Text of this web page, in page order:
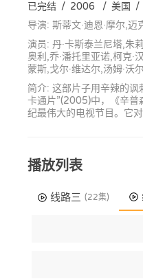
已完结 / 2006 / 美国 /
导演: 斯蒂文·迪恩·摩尔,迈
演员: 丹·卡斯泰兰尼塔,朱
奥利,乔·潘托里亚诺,柯克·
蒙斯,戈尔·维达尔,汤姆·沃
简介: 这部片子用辛辣的
卡通片”(2005)中，《辛普
纪最伟大的电视节目。它
播放列表
线路三 (22集)